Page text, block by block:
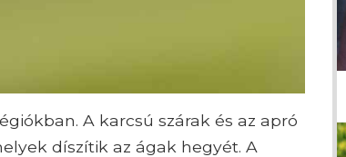
A karcsú szárak és az apró
díszítik az ágak hegyét. A